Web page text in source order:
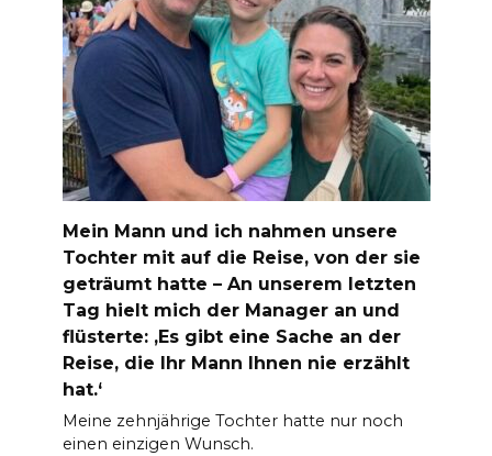
Mein Mann und ich nahmen unsere
Tochter mit auf die Reise, von der sie
geträumt hatte – An unserem letzten
Tag hielt mich der Manager an und
flüsterte: ‚Es gibt eine Sache an der
Reise, die Ihr Mann Ihnen nie erzählt
hat.‘
Meine zehnjährige Tochter hatte nur noch
einen einzigen Wunsch.